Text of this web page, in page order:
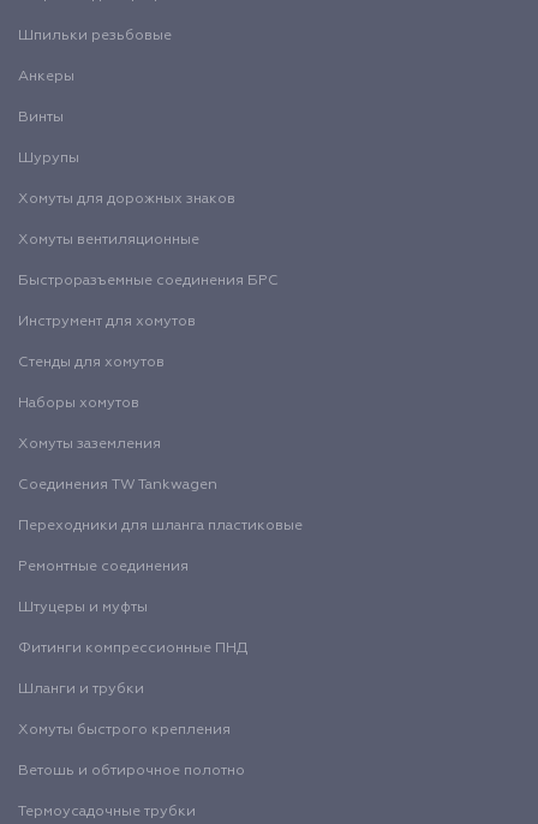
Шпильки резьбовые
Анкеры
Винты
Шурупы
Хомуты для дорожных знаков
Хомуты вентиляционные
Быстроразъемные соединения БРС
Инструмент для хомутов
Стенды для хомутов
Наборы хомутов
Хомуты заземления
Соединения TW Tankwagen
Переходники для шланга пластиковые
Ремонтные соединения
Штуцеры и муфты
Фитинги компрессионные ПНД
Шланги и трубки
Хомуты быстрого крепления
Ветошь и обтирочное полотно
Термоусадочные трубки